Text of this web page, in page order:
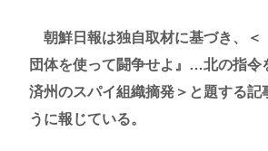
朝鮮日報は独自取材に基づき、＜
団体を使って闘争せよ』…北の指令
済州のスパイ組織摘発＞と題する記
うに報じている。